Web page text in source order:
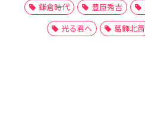
鎌倉時代
豊臣秀吉
光る君へ
葛飾北斎